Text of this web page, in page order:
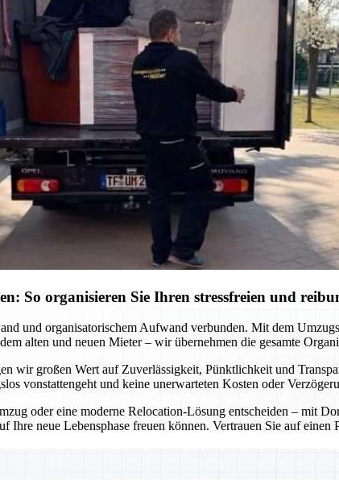
So organisieren Sie Ihren stressfreien und
und organisatorischem Aufwand verbunden. Mit dem
alten und neuen Mieter – wir übernehmen die gesamte
wir großen Wert auf Zuverlässigkeit, Pünktlichkeit und
vonstattengeht und keine unerwarteten Kosten oder
oder eine moderne Relocation-Lösung entscheiden – mit
Ihre neue Lebensphase freuen können. Vertrauen Sie auf einen